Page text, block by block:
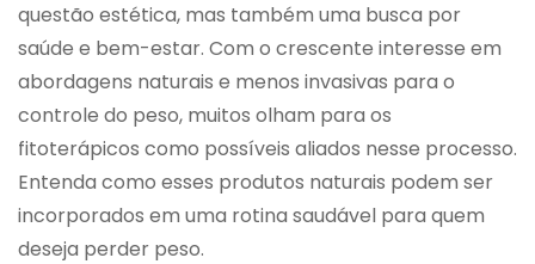
questão estética, mas também uma busca por
saúde e bem-estar. Com o crescente interesse em
abordagens naturais e menos invasivas para o
controle do peso, muitos olham para os
fitoterápicos como possíveis aliados nesse processo.
Entenda como esses produtos naturais podem ser
incorporados em uma rotina saudável para quem
deseja perder peso.